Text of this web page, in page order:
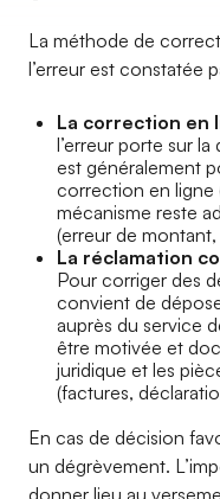
La méthode de
l’erreur est constatée
La correction en
l’erreur porte sur
est généralement
correction en ligne
mécanisme reste
(erreur de
La réclamation
Pour corriger des
convient de
auprès du service
être motivée et
juridique et les
(factures,
En cas de décision
un dégrèvement.
donner lieu au